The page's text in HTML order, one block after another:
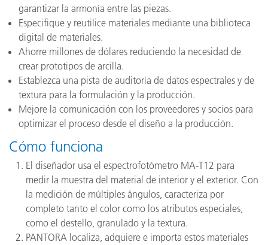
garantizar la armonía entre las piezas.
Especifique y reutilice materiales mediante una biblioteca
digital de materiales.
Ahorre millones de dólares reduciendo la necesidad de
crear prototipos de arcilla.
Establezca una pista de auditoría de datos espectrales y de
textura para la formulación y la producción.
Mejore la comunicación con los proveedores y socios para
optimizar el proceso desde el diseño a la producción.
Cómo funciona
El diseñador usa el espectrofotómetro MA-T12 para
medir la muestra del material de interior y el exterior. Con
la medición de múltiples ángulos, caracteriza por
completo tanto el color como los atributos especiales,
como el destello, granulado y la textura.
PANTORA localiza, adquiere e importa estos materiales